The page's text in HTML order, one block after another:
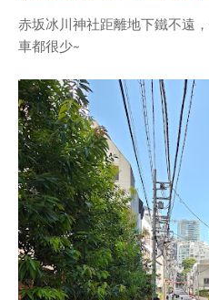
赤坂冰川神社距離地下鐵不遠
車都很少~